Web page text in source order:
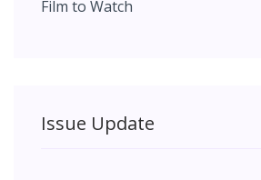
Film to Watch
Issue Update